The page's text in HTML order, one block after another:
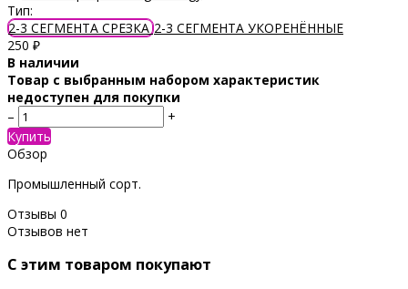
Тип:
2-3 СЕГМЕНТА СРЕЗКА2-3 СЕГМЕНТА УКОРЕНЁННЫЕ
250 ₽
В наличии
Товар с выбранным набором характеристик
недоступен для покупки
–
+
Купить
Обзор
Промышленный сорт.
Отзывы 0
Отзывов нет
C этим товаром покупают